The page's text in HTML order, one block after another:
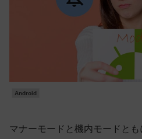
Android
マナーモードと機内モードと